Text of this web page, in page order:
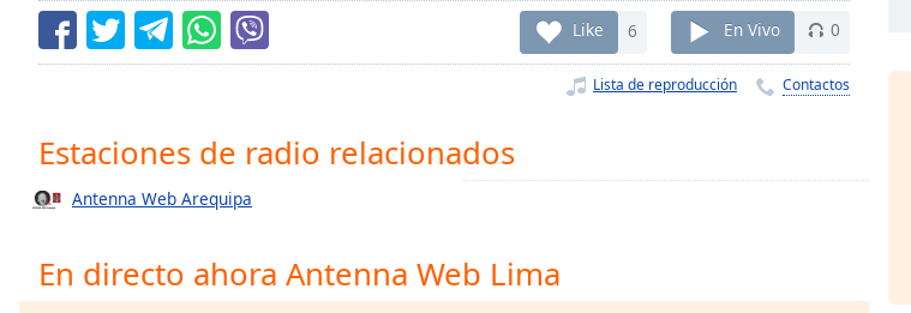
LIVE
Remaining
Time-
Playback
Rate
Chapters
Like 6 En Vivo 0
Lista de reproducción Contactos
Estaciones de radio relacionados
Antenna Web Arequipa
En directo ahora Antenna Web Lima